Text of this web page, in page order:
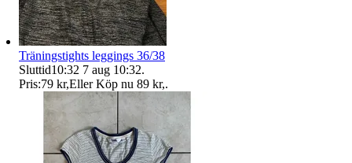
Träningstights leggings 36/38
Sluttid10:32 7 aug 10:32.
Pris:79 kr,Eller Köp nu 89 kr,.